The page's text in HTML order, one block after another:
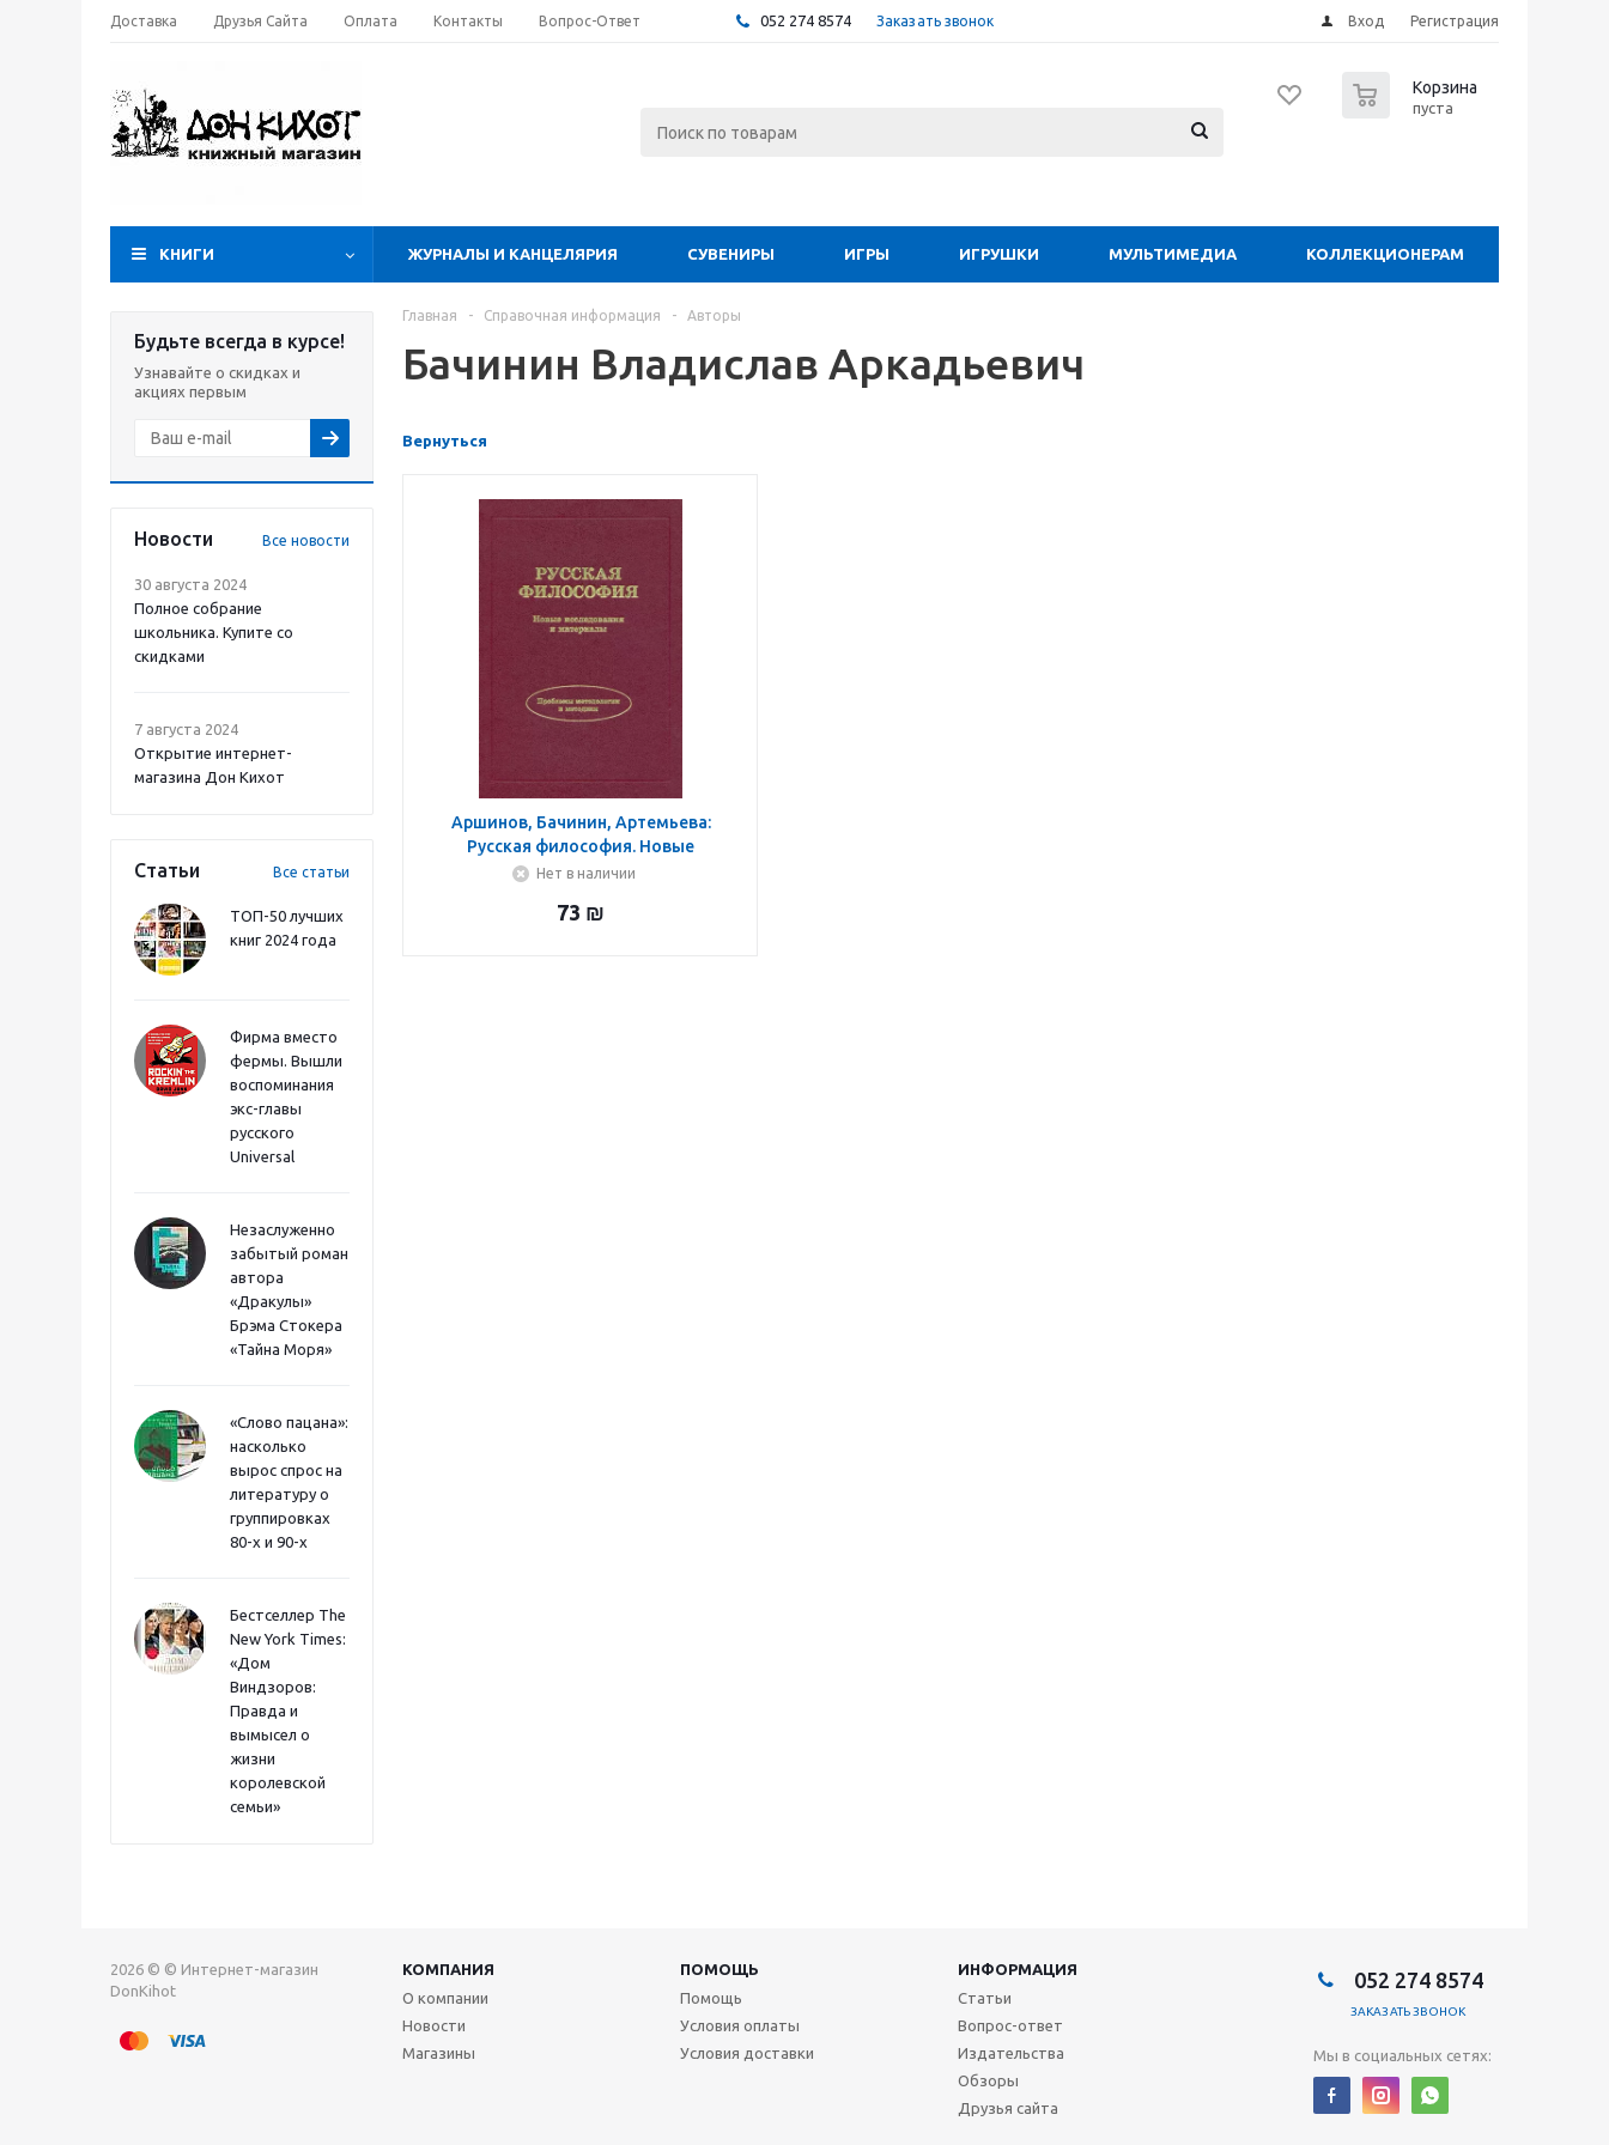
Доставка Друзья Сайта Оплата Контакты Вопрос-Ответ 052 274 8574 Заказать звонок Вход Регистрация
Корзина
пуста
КНИГИ ЖУРНАЛЫ И КАНЦЕЛЯРИЯ СУВЕНИРЫ ИГРЫ ИГРУШКИ МУЛЬТИМЕДИА КОЛЛЕКЦИОНЕРАМ
Будьте всегда в курсе!
Узнавайте о скидках и
акциях первым
Новости Все новости
30 августа 2024
Полное собрание
школьника. Купите со
скидками
7 августа 2024
Открытие интернет-
магазина Дон Кихот
Статьи Все статьи
ТОП-50 лучших
книг 2024 года
Фирма вместо
фермы. Вышли
воспоминания
экс-главы
русского
Universal
Незаслуженно
забытый роман
автора
«Дракулы»
Брэма Стокера
«Тайна Моря»
«Слово пацана»:
насколько
вырос спрос на
литературу о
группировках
80-х и 90-х
Бестселлер The
New York Times:
«Дом
Виндзоров:
Правда и
вымысел о
жизни
королевской
семьи»
Главная - Справочная информация - Авторы
Бачинин Владислав Аркадьевич
Вернуться
Аршинов, Бачинин, Артемьева:
Русская философия. Новые
исследования и материалы
Нет в наличии
73 ₪
2026 © © Интернет-магазин
DonKihot
КОМПАНИЯ ПОМОЩЬ
ИНФОРМАЦИЯ
О компании
Новости
Магазины
Помощь
Условия оплаты
Условия доставки
Статьи
Вопрос-ответ
Издательства
Обзоры
Друзья сайта
052 274 8574
ЗАКАЗАТЬ ЗВОНОК
Мы в социальных сетях: